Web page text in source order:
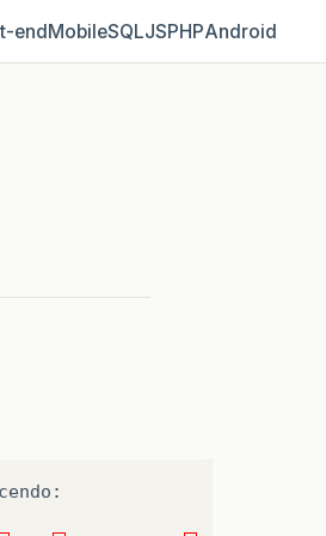
MobileSQLJSPHPAndroid
: